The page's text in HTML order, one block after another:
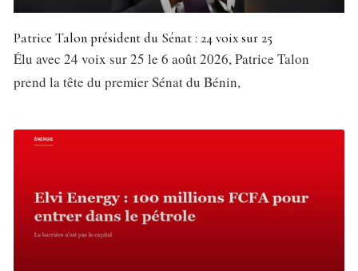
Patrice Talon président du Sénat : 24 voix sur 25
Élu avec 24 voix sur 25 le 6 août 2026, Patrice Talon
prend la tête du premier Sénat du Bénin,